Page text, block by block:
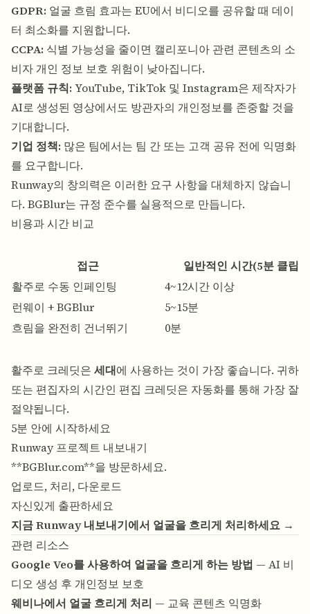
GDPR: 얼굴 흐림 효과는 EU에서 비디오를 공유할 때 데이
터 최소화를 지원합니다.
CCPA: 식별 가능성을 줄이면 캘리포니아 관련 콘텐츠의 소
비자 개인 정보 보호 위험이 낮아집니다.
플랫폼 규칙: YouTube, TikTok 및 Instagram은 제작자가
AI로 생성된 영상에서도 방관자의 개인정보를 존중할 것을
기대합니다.
기업 정책: 많은 팀에서는 팀 간 또는 고객 공유 전에 익명화
를 요구합니다.
Runway의 창의력은 이러한 요구 사항을 대체하지 않습니
다. BGBlur는 규정 준수를 실용적으로 만듭니다.
비용과 시간 비교
접근
일반적인 시간(5분 클립)
활주로 수동 인페인팅
4~12시간 이상
런웨이 + BGBlur
5~15분
흐림을 완전히 건너뛰기
0분
활주로 크레딧은 세대에 사용하는 것이 가장 좋습니다. 귀하
또는 편집자의 시간인 편집 크레딧은 자동화를 통해 가장 잘
절약됩니다.
5분 안에 시작하세요
Runway 프로젝트 내보내기
**BGBlur.com**을 방문하세요.
업로드, 처리, 다운로드
자신있게 출판하세요
지금 Runway 내보내기에서 얼굴을 흐리게 처리하세요 →
관련 리소스
Google Veo를 사용하여 얼굴을 흐리게 하는 방법 — AI 비
디오 생성 후 개인정보 보호
웨비나에서 얼굴 흐리게 처리 — 교육 콘텐츠 익명화